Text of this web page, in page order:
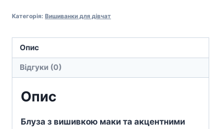
маки
кількість
Категорія: Вишиванки для дівчат
Опис
Відгуки (0)
Опис
Блуза з вишивкою маки та акцентними